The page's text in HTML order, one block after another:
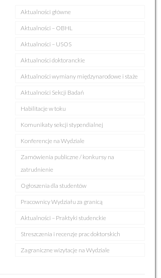
Aktualności główne
Aktualności – OBHL
Aktualności – USOS
Aktualności doktoranckie
Aktualności wymiany międzynarodowe i staże
Aktualności Sekcji Badań
Habilitacje w toku
Komunikaty sekcji stypendialnej
Konferencje na Wydziale
Zamówienia publiczne / konkursy na
zatrudnienie
Ogłoszenia dla studentów
Pracownicy Wydziału za granicą
Aktualności – Praktyki studenckie
Streszczenia i recenzje prac doktorskich
Zagraniczne wizytacje na Wydziale